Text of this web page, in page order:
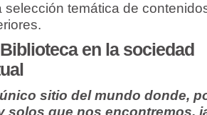
selección temática de
en la sociedad
sitio del mundo donde,
solos que nos encontremos,